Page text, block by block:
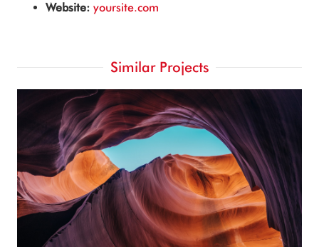
Website: yoursite.com
Similar Projects